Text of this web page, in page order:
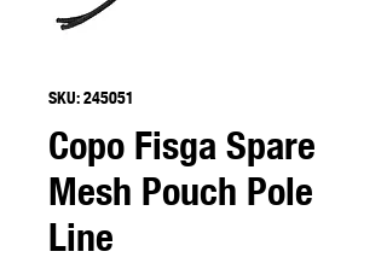
SKU: 245051
Copo Fisga Spare
Mesh Pouch Pole
Line